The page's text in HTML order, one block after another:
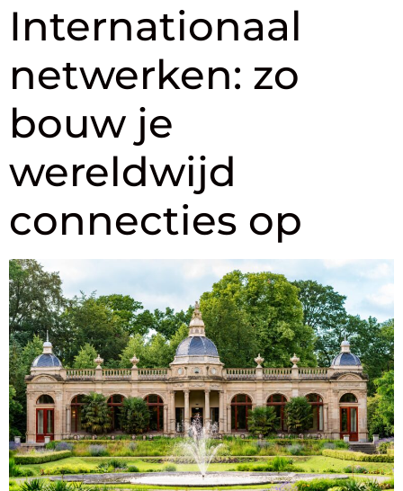
Internationaal
netwerken: zo
bouw je
wereldwijd
connecties op